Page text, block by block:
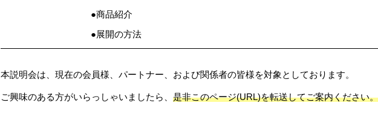
●商品紹介
●展開の方法
本説明会は、現在の会員様、パートナー、および関係者の皆様を対象としております。
ご興味のある方がいらっしゃいましたら、 是非このページ(URL)を転送してご案内ください。